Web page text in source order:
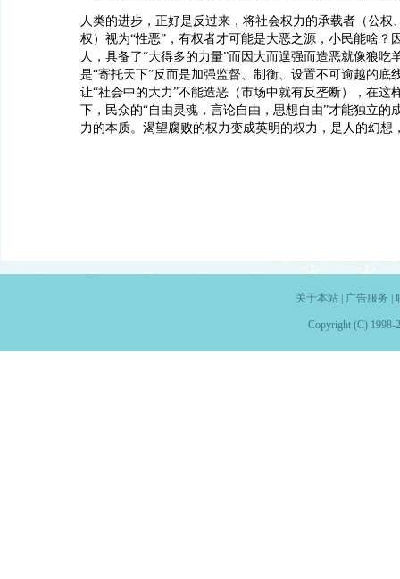
人类的进步，正好是反过来，将社会权力的承载者（公权
权）视为“性恶”，有权者才可能是大恶之源，小民能啥？
人，具备了“大得多的力量”而因大而逞强而造恶就像狼吃
是“寄托天下”反而是加强监督、制衡、设置不可逾越的底
让“社会中的大力”不能造恶（市场中就有反垄断），在这
下，民众的“自由灵魂，言论自由，思想自由”才能独立的
力的本质。渴望腐败的权力变成英明的权力，是人的幻想
关于本站| 广告服务
Copyright (C) 1998-